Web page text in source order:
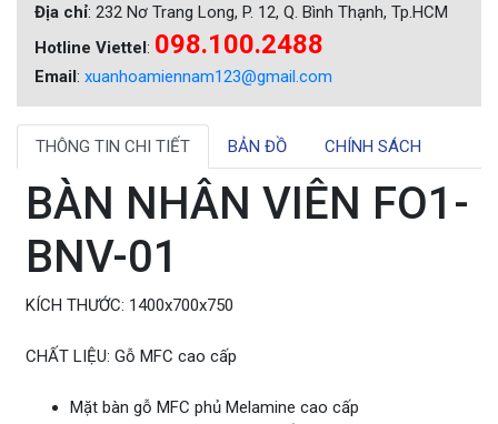
Địa chỉ: 232 Nơ Trang Long, P. 12, Q. Bình Thạnh, Tp.HCM
Hotline Viettel: 098.100.2488
Email: xuanhoamiennam123@gmail.com
THÔNG TIN CHI TIẾT BẢN ĐỒ CHÍNH SÁCH
BÀN NHÂN VIÊN FO1-
BNV-01
KÍCH THƯỚC: 1400x700x750
CHẤT LIỆU: Gỗ MFC cao cấp
Mặt bàn gỗ MFC phủ Melamine cao cấp